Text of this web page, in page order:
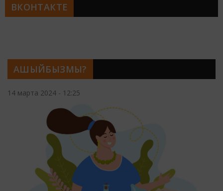
АШЫЙБЫЗМЫ?
14 марта 2024 - 12:25
ВКОНТАКТЕ